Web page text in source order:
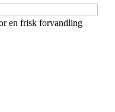
en frisk forvandling